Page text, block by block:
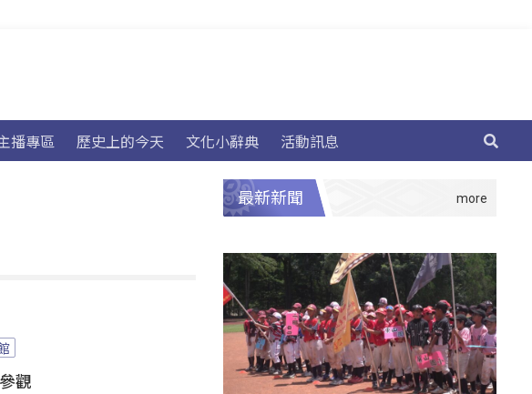
播專區 歷史上的今天 文化小辭典 活動訊息
觀
最新新聞